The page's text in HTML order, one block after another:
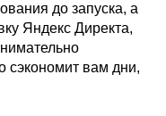
до запуска, а
Яндекс Директа,
сэкономит вам дни,